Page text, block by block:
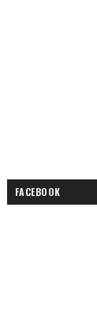
FACEBOOK